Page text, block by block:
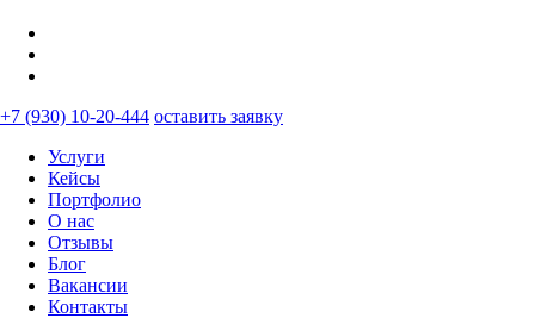
+7 (930) 10-20-444 оставить заявку
Услуги
Кейсы
Портфолио
О нас
Отзывы
Блог
Вакансии
Контакты